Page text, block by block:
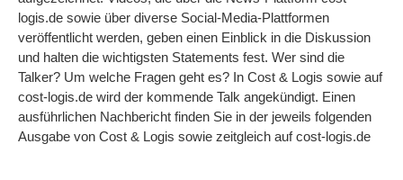
logis.de sowie über diverse Social-Media-Plattformen
veröffentlicht werden, geben einen Einblick in die Diskussion
und halten die wichtigsten Statements fest. Wer sind die
Talker? Um welche Fragen geht es? In Cost & Logis sowie auf
cost-logis.de wird der kommende Talk angekündigt. Einen
ausführlichen Nachbericht finden Sie in der jeweils folgenden
Ausgabe von Cost & Logis sowie zeitgleich auf cost-logis.de